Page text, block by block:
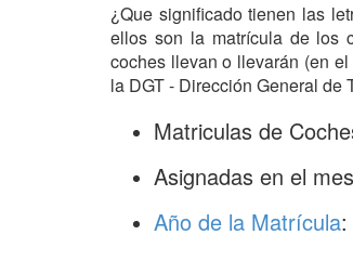
¿Que significado tienen las
ellos son la matrícula de los
coches llevan o llevarán (en
la DGT - Dirección General de
Matriculas de
Asignadas en el
Año de la Matrícula